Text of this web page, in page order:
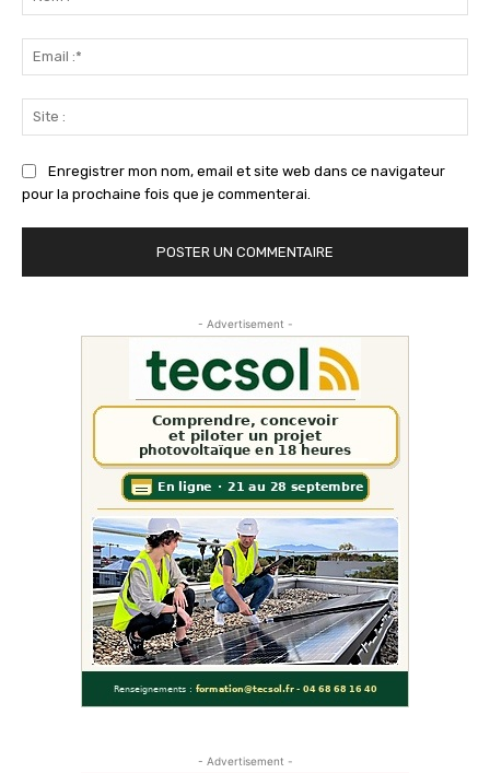
Enregistrer mon nom, email et site web dans ce navigateur
pour la prochaine fois que je commenterai.
- Advertisement -
- Advertisement -